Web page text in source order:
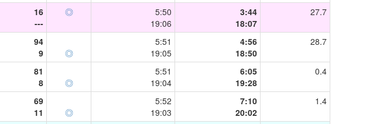
16
---
◎
5:50
19:06
3:44
18:07
27.7
94
9
◎
5:51
19:05
4:56
18:50
28.7
81
8
◎
5:51
19:04
6:05
19:28
0.4
69
11
◎
5:52
19:03
7:10
20:02
1.4